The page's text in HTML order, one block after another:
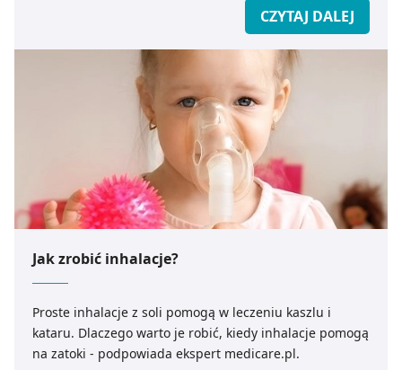
CZYTAJ DALEJ
Jak zrobić inhalacje?
Proste inhalacje z soli pomogą w leczeniu kaszlu i
kataru. Dlaczego warto je robić, kiedy inhalacje pomogą
na zatoki - podpowiada ekspert medicare.pl.